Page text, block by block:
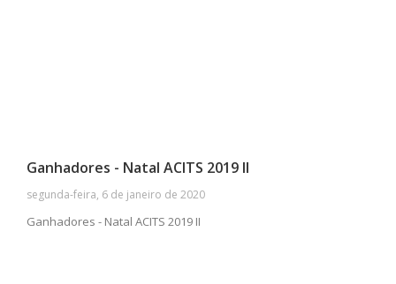
Ganhadores - Natal ACITS 2019 II
segunda-feira, 6 de janeiro de 2020
Ganhadores - Natal ACITS 2019 II